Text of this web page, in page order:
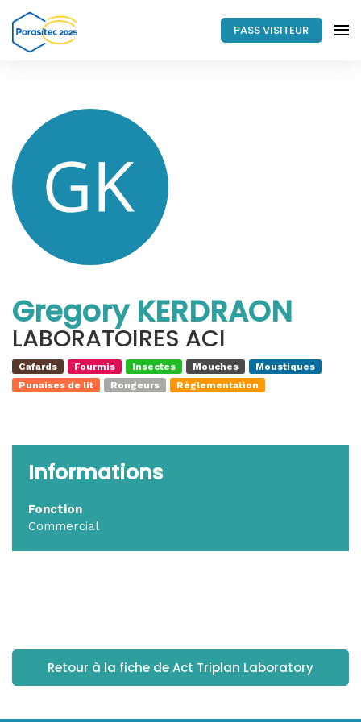
PASS VISITEUR
Gregory KERDRAON
LABORATOIRES ACI
Cafards Fourmis Insectes Mouches
Moustiques
Punaises de lit
Rongeurs Règlementation
Informations
Fonction
Commercial
Retour à la fiche de Act Triplan Laboratory